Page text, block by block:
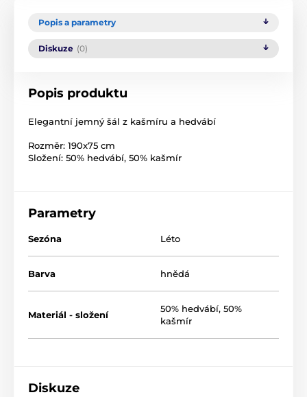
Popis a parametry
Diskuze (0)
Popis produktu
Elegantní jemný šál z kašmíru a hedvábí
Rozměr: 190x75 cm
Složení: 50% hedvábí, 50% kašmír
Parametry
Sezóna Léto
Barva hnědá
Materiál - složení
50% hedvábí, 50%
kašmír
Diskuze